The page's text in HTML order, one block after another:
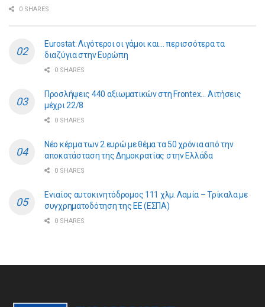
0 SHARES
Eurostat: Λιγότεροι οι γάμοι και… περισσότερα τα
διαζύγια στην Ευρώπη
0 SHARES
Προσλήψεις 440 αξιωματικών στη Frontex… Αιτήσεις
μέχρι 22/8
0 SHARES
Νέο κέρμα των 2 ευρώ με θέμα τα 50 χρόνια από την
αποκατάσταση της Δημοκρατίας στην Ελλάδα
0 SHARES
Ενιαίος αυτοκινητόδρομος 111 χλμ. Λαμία – Τρίκαλα με
συγχρηματοδότηση της ΕE (ΕΣΠΑ)
0 SHARES